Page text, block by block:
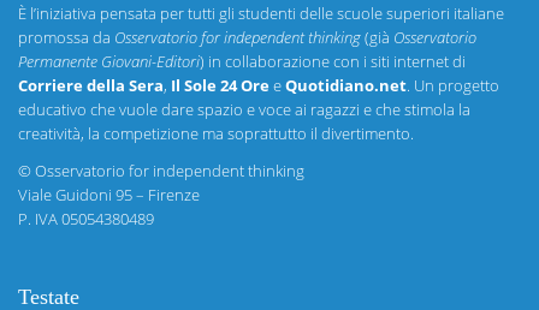
È l’iniziativa pensata per tutti gli studenti delle scuole superiori italiane
promossa da Osservatorio for independent thinking(già Osservatorio
Permanente Giovani-Editori) in collaborazione con i siti internet di
Corriere della Sera, Il Sole 24 OreeQuotidiano.net. Un progetto
educativo che vuole dare spazio e voce ai ragazzi e che stimola la
creatività, la competizione ma soprattutto il divertimento.
©Osservatorio for independent thinking
Viale Guidoni 95 – Firenze
P. IVA 05054380489
Testate